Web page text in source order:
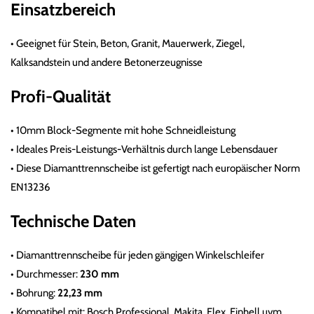
Einsatzbereich
• Geeignet für Stein, Beton, Granit, Mauerwerk, Ziegel,
Kalksandstein und andere Betonerzeugnisse
Profi-Qualität
• 10mm Block-Segmente mit hohe Schneidleistung
• Ideales Preis-Leistungs-Verhältnis durch lange Lebensdauer
• Diese Diamanttrennscheibe ist gefertigt nach europäischer Norm
EN13236
Technische Daten
• Diamanttrennscheibefür jeden gängigen Winkelschleifer
• Durchmesser:230 mm
• Bohrung:22,23 mm